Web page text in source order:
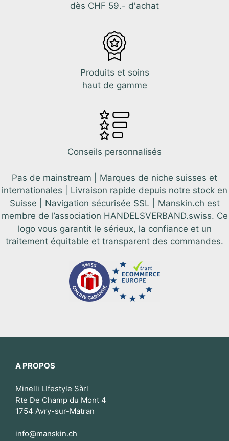
dès CHF 59.- d'achat
Produits et soins
haut de gamme
Conseils personnalisés
Pas de mainstream | Marques de niche suisses et
internationales | Livraison rapide depuis notre stock en
Suisse | Navigation sécurisée SSL | Manskin.ch est
membre de l’association HANDELSVERBAND.swiss. Ce
logo vous garantit le sérieux, la confiance et un
traitement équitable et transparent des commandes.
A PROPOS
Minelli LIfestyle Sàrl
Rte De Champ du Mont 4
1754 Avry-sur-Matran
info@manskin.ch